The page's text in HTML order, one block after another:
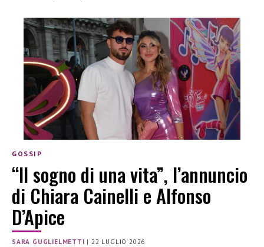
GOSSIP
“Il sogno di una vita”, l’annuncio
di Chiara Cainelli e Alfonso
D’Apice
SARA GUGLIELMETTI | 22 LUGLIO 2026